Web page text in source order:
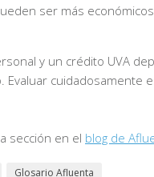
ser más
y un crédito UVA
Evaluar
sección en el blog de
Glosario Afluenta